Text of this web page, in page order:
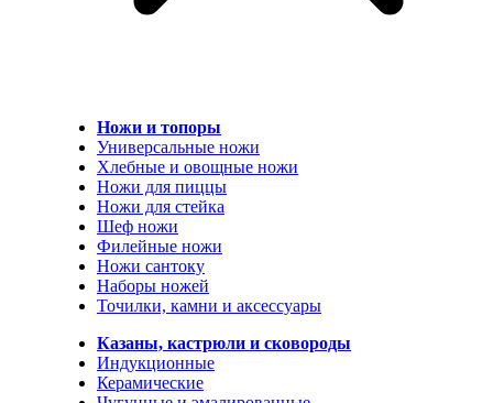
Ножи и топоры
Универсальные ножи
Хлебные и овощные ножи
Ножи для пиццы
Ножи для стейка
Шеф ножи
Филейные ножи
Ножи сантоку
Наборы ножей
Точилки, камни и аксессуары
Казаны, кастрюли и сковороды
Индукционные
Керамические